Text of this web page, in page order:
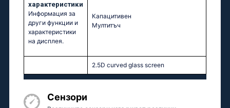
характеристики
Информация за
други функции и
характеристики
на дисплея.
Капацитивен
Мултитъч
2.5D curved glass screen
Сензори